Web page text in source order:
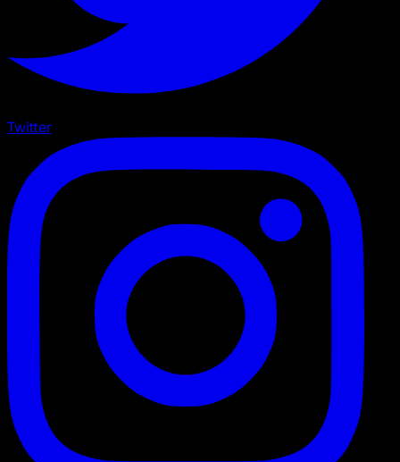
Twitter